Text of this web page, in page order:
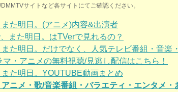
サイトなど各サイトにてご確認ください。
た明日。(アニメ)内容&出演者
また明日。はTVerで見れるの？
た明日。だけでなく、人気テレビ番組・音楽
・アニメの無料視聴/見逃し配信はこちら！
た明日。 YOUTUBE動画まとめ
ニメ・歌/音楽番組・バラエティ・エンタメ・